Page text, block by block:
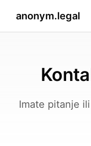
anonym.legal
Imate pitanje